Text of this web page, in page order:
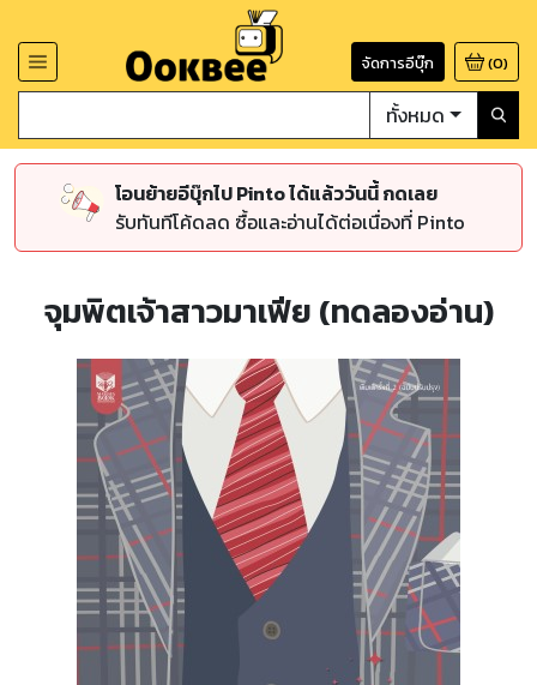
จัดการอีบุ๊ก (0)
ทั้งหมด
โอนย้ายอีบุ๊กไป Pinto ได้แล้ววันนี้ กดเลย
รับทันทีโค้ดลด ซื้อและอ่านได้ต่อเนื่องที่ Pinto
จุมพิตเจ้าสาวมาเฟีย (ทดลองอ่าน)